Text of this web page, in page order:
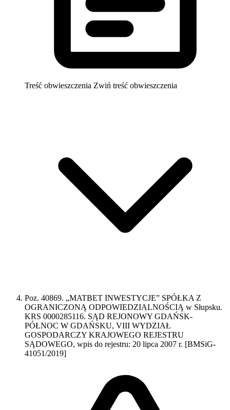
Treść obwieszczenia Zwiń treść obwieszczenia
Poz. 40869. „MATBET INWESTYCJE” SPÓŁKA Z
OGRANICZONĄ ODPOWIEDZIALNOŚCIĄ w Słupsku.
KRS 0000285116. SĄD REJONOWY GDAŃSK-
PÓŁNOC W GDAŃSKU, VIII WYDZIAŁ
GOSPODARCZY KRAJOWEGO REJESTRU
SĄDOWEGO, wpis do rejestru: 20 lipca 2007 r. [BMSiG-
41051/2019]